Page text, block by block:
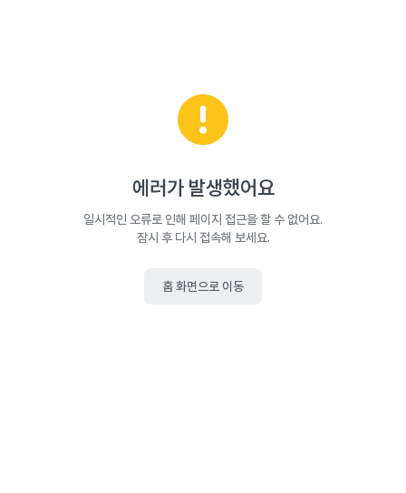
에러가 발생했어요
일시적인 오류로 인해 페이지 접근을 할 수 없어요.
잠시 후 다시 접속해 보세요.
홈 화면으로 이동